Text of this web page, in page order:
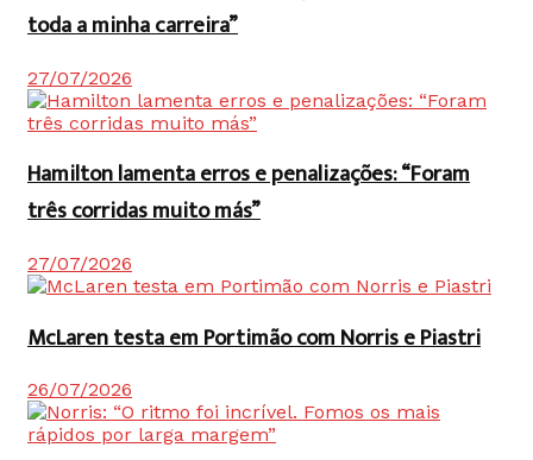
toda a minha carreira”
27/07/2026
Hamilton lamenta erros e penalizações: “Foram
três corridas muito más”
27/07/2026
McLaren testa em Portimão com Norris e Piastri
26/07/2026